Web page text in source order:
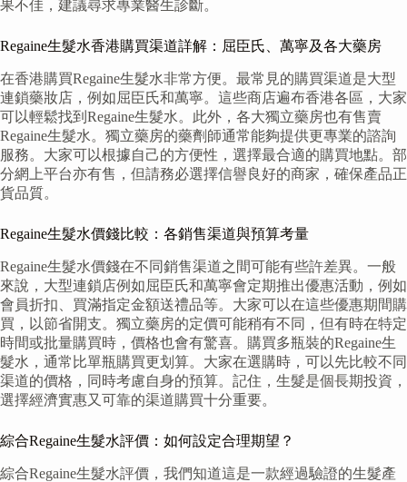
果不佳，建議尋求專業醫生診斷。
Regaine生髮水香港購買渠道詳解：屈臣氏、萬寧及各大藥房
在香港購買Regaine生髮水非常方便。最常見的購買渠道是大型
連鎖藥妝店，例如屈臣氏和萬寧。這些商店遍布香港各區，大家
可以輕鬆找到Regaine生髮水。此外，各大獨立藥房也有售賣
Regaine生髮水。獨立藥房的藥劑師通常能夠提供更專業的諮詢
服務。大家可以根據自己的方便性，選擇最合適的購買地點。部
分網上平台亦有售，但請務必選擇信譽良好的商家，確保產品正
貨品質。
Regaine生髮水價錢比較：各銷售渠道與預算考量
Regaine生髮水價錢在不同銷售渠道之間可能有些許差異。一般
來說，大型連鎖店例如屈臣氏和萬寧會定期推出優惠活動，例如
會員折扣、買滿指定金額送禮品等。大家可以在這些優惠期間購
買，以節省開支。獨立藥房的定價可能稍有不同，但有時在特定
時間或批量購買時，價格也會有驚喜。購買多瓶裝的Regaine生
髮水，通常比單瓶購買更划算。大家在選購時，可以先比較不同
渠道的價格，同時考慮自身的預算。記住，生髮是個長期投資，
選擇經濟實惠又可靠的渠道購買十分重要。
綜合Regaine生髮水評價：如何設定合理期望？
綜合Regaine生髮水評價，我們知道這是一款經過驗證的生髮產